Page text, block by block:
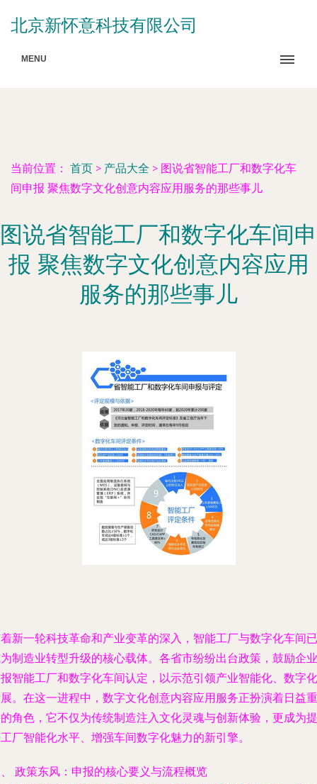
北京新怀意科技有限公司
MENU
当前位置： 首页 > 产品大全 > 图说省智能工厂和数字化车
间申报 聚焦数字文化创意内容应用服务的那些事儿
图说省智能工厂和数字化车间申
报 聚焦数字文化创意内容应用
服务的那些事儿
新一轮科技革命和产业变革的深入，智能工厂与数字化车间已
制造业转型升级的核心载体。各省市纷纷出台政策，鼓励企业
智能工厂和数字化车间认定，以示范引领产业智能化、数字化
。在这一进程中，数字文化创意内容应用服务正扮演着日益重
角色，它不仅为传统制造注入文化灵魂与创新体验，更成为提
厂智能化水平、增强车间数字化魅力的新引擎。
政策东风：申报的核心要义与流程概览